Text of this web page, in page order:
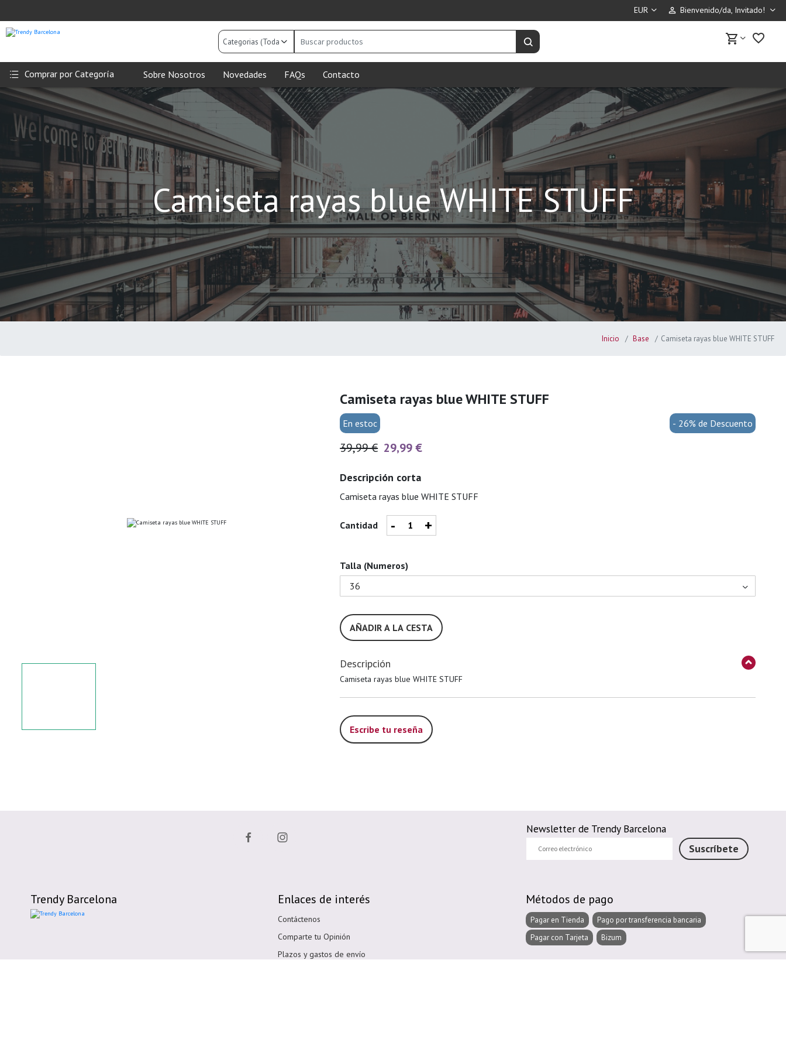
perm_identity Bienvenido/da, Invitado!
Categorias
(Todas)
productos
Buscar productos shopping_cart favorite_border
Comprar por Categoría Sobre Nosotros Novedades FAQs Contacto
Camiseta rayas blue WHITE STUFF
Inicio Base Camiseta rayas blue WHITE STUFF
Camiseta rayas blue WHITE STUFF
En estoc - 26% de Descuento
39,99 € 29,99 €
Descripción corta
Camiseta rayas blue WHITE STUFF
Cantidad - +
Talla (Numeros)
AÑADIR A LA CESTA
Descripción
Camiseta rayas blue WHITE STUFF
Escribe tu reseña
Newsletter de Trendy Barcelona
electrónico
Suscríbete
Trendy Barcelona Enlaces de interés
Contáctenos
Comparte tu Opinión
Plazos y gastos de envío
Métodos de pago
Pagar en Tienda
Pago por transferencia bancaria
Pagar con Tarjeta
Bizum